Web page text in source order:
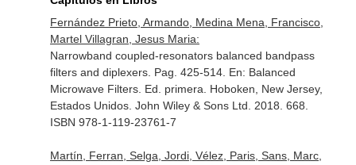
Fernández Prieto, Armando, Medina Mena, Francisco,
Martel Villagran, Jesus Maria:
Narrowband coupled-resonators balanced bandpass
filters and diplexers. Pag. 425-514. En: Balanced
Microwave Filters. Ed. primera. Hoboken, New Jersey,
Estados Unidos. John Wiley & Sons Ltd. 2018. 668.
ISBN 978-1-119-23761-7
Martín, Ferran, Selga, Jordi, Vélez, Paris, Sans, Marc,